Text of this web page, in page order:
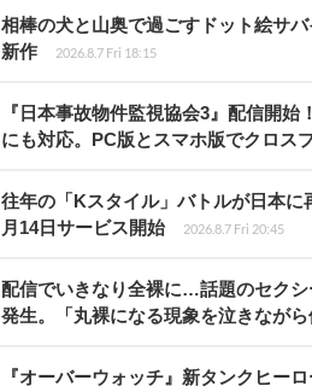
相棒の犬と山奥で過ごすドット絵サ
新作
2026.8.7 Fri 18:15
『日本事故物件監視協会3』配信開
にも対応。PC版とスマホ版でクロス
往年の「Kスタイル」バトルが日本
月14日サービス開始
2026.8.7 Fri 20:45
配信でいきなり全裸に…話題のセク
発生。「丸裸になる現象を泣きなが
『オーバーウォッチ』新タンクヒー